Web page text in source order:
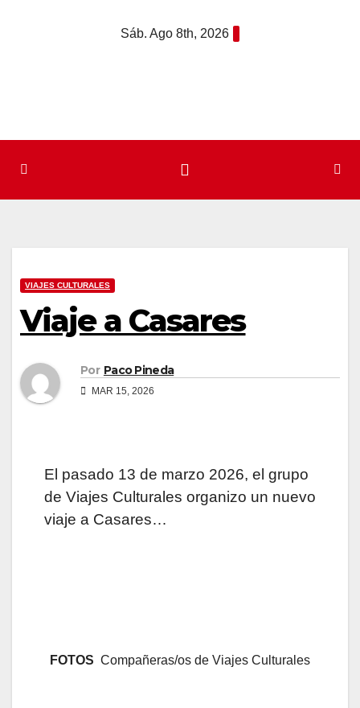
Sáb. Ago 8th, 2026
VIAJES CULTURALES
Viaje a Casares
Por Paco Pineda
MAR 15, 2026
El pasado 13 de marzo 2026, el grupo
de Viajes Culturales organizo un nuevo
viaje a Casares…
FOTOS Compañeras/os de Viajes Culturales